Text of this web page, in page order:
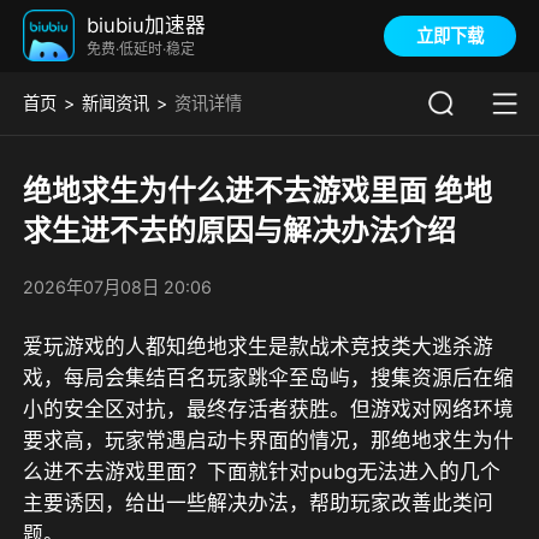
biubiu加速器
免费·低延时·稳定
立即下载
首页 新闻资讯 资讯详情
绝地求生为什么进不去游戏里面 绝地
求生进不去的原因与解决办法介绍
2026年07月08日 20:06
爱玩游戏的人都知绝地求生是款战术竞技类大逃杀游
戏，每局会集结百名玩家跳伞至岛屿，搜集资源后在缩
小的安全区对抗，最终存活者获胜。但游戏对网络环境
要求高，玩家常遇启动卡界面的情况，那绝地求生为什
么进不去游戏里面？下面就针对pubg无法进入的几个
主要诱因，给出一些解决办法，帮助玩家改善此类问
题。